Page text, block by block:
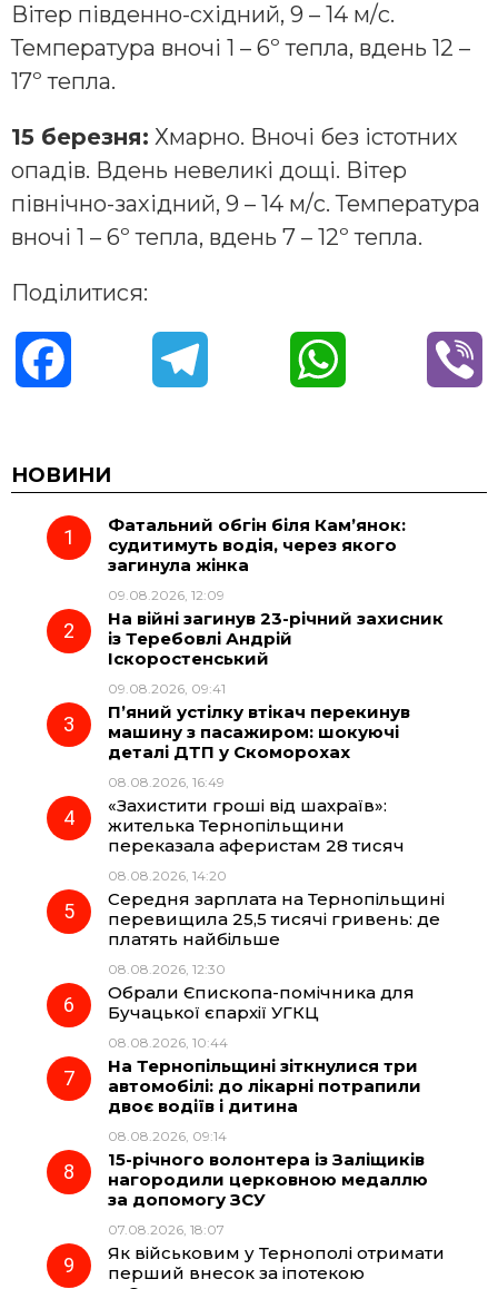
Вітер південно-східний, 9 – 14 м/с.
Температура вночі 1 – 6º тепла, вдень 12 –
17º тепла.
15 березня: Хмарно. Вночі без істотних
опадів. Вдень невеликі дощі. Вітер
північно-західний, 9 – 14 м/с. Температура
вночі 1 – 6º тепла, вдень 7 – 12º тепла.
Поділитися:
c
e
o
k
e
r
a
m
t
p
НОВИНИ
Фатальний обгін біля Кам’янок:
судитимуть водія, через якого
загинула жінка
09.08.2026, 12:09
На війні загинув 23-річний захисник
із Теребовлі Андрій
Іскоростенський
09.08.2026, 09:41
П’яний устілку втікач перекинув
машину з пасажиром: шокуючі
деталі ДТП у Скоморохах
08.08.2026, 16:49
«Захистити гроші від шахраїв»:
жителька Тернопільщини
переказала аферистам 28 тисяч
08.08.2026, 14:20
Середня зарплата на Тернопільщині
перевищила 25,5 тисячі гривень: де
платять найбільше
08.08.2026, 12:30
Обрали Єпископа-помічника для
Бучацької єпархії УГКЦ
08.08.2026, 10:44
На Тернопільщині зіткнулися три
автомобілі: до лікарні потрапили
двоє водіїв і дитина
08.08.2026, 09:14
15-річного волонтера із Заліщиків
нагородили церковною медаллю
за допомогу ЗСУ
07.08.2026, 18:07
Як військовим у Тернополі отримати
перший внесок за іпотекою